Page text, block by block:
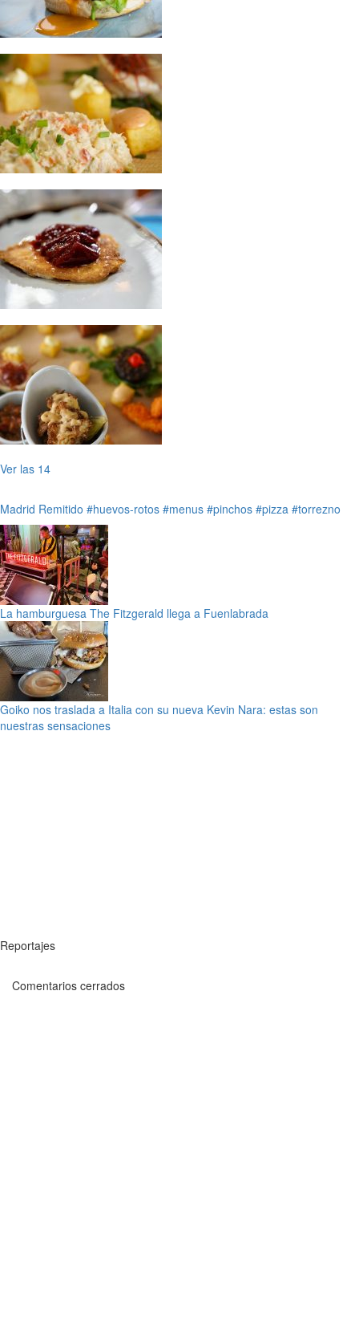
Ver las 14
Madrid Remitido #huevos-rotos #menus #pinchos #pizza #torrezno
La hamburguesa The Fitzgerald llega a Fuenlabrada
Goiko nos traslada a Italia con su nueva Kevin Nara: estas son
nuestras sensaciones
Reportajes
Comentarios cerrados